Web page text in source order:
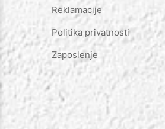
Reklamacije
Politika privatnosti
Zaposlenje